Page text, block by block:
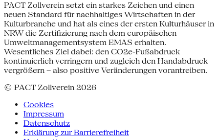
PACT Zollverein setzt ein starkes Zeichen und einen
neuen Standard für nachhaltiges Wirtschaften in der
Kulturbranche und hat als eines der ersten Kulturhäuser in
NRW die Zertifizierung nach dem europäischen
Umweltmanagementsystem EMAS erhalten.
Wesentliches Ziel dabei: den CO2e-Fußabdruck
kontinuierlich verringern und zugleich den Handabdruck
vergrößern – also positive Veränderungen vorantreiben.
© PACT Zollverein 2026
Cookies
Impressum
Datenschutz
Erklärung zur Barrierefreiheit